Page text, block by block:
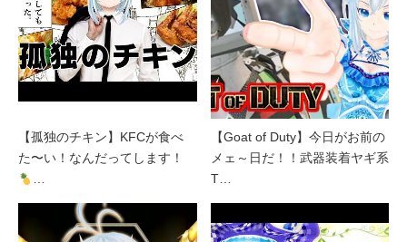
【孤独のチキン】KFCが食べ
た〜い！なんだってします！
…
【Goat of Duty】今日がお前の
メェ～日だ！！武器装着ヤギ系
T…